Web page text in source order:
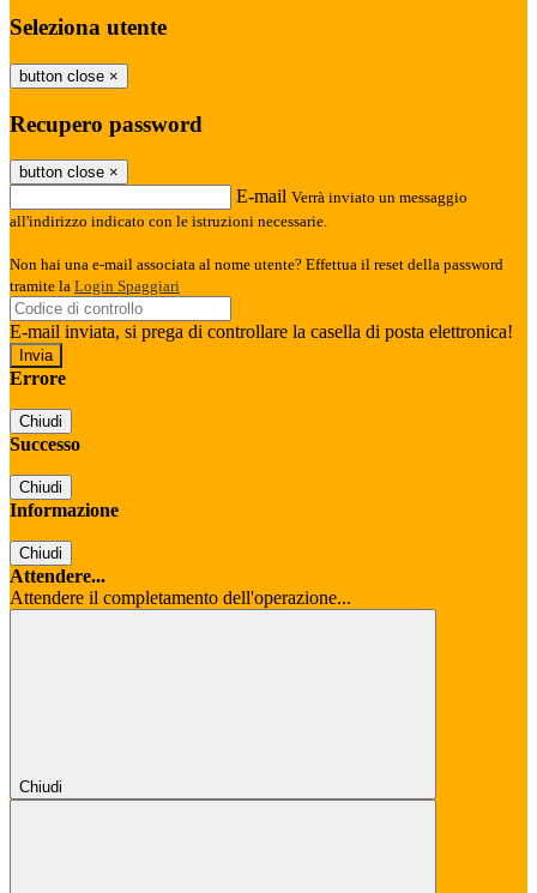
Seleziona utente
button close ×
Recupero password
button close ×
E-mail Verrà inviato un messaggio
all'indirizzo indicato con le istruzioni necessarie.
Non hai una e-mail associata al nome utente? Effettua il reset della password
tramite la Login Spaggiari
E-mail inviata, si prega di controllare la casella di posta elettronica!
Errore
Chiudi
Successo
Chiudi
Informazione
Chiudi
Attendere...
Attendere il completamento dell'operazione...
Chiudi